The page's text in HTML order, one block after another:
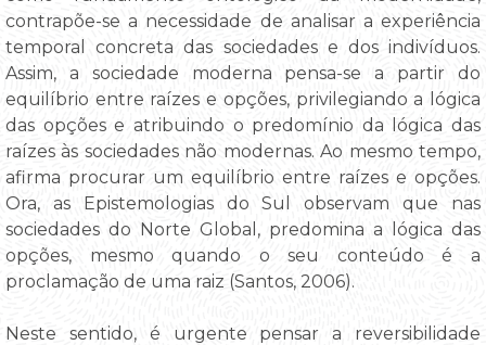
contrapõe-se a necessidade de analisar a experiência
temporal concreta das sociedades e dos indivíduos.
Assim, a sociedade moderna pensa-se a partir do
equilíbrio entre raízes e opções, privilegiando a lógica
das opções e atribuindo o predomínio da lógica das
raízes às sociedades não modernas. Ao mesmo tempo,
afirma procurar um equilíbrio entre raízes e opções.
Ora, as Epistemologias do Sul observam que nas
sociedades do Norte Global, predomina a lógica das
opções, mesmo quando o seu conteúdo é a
proclamação de uma raiz (Santos, 2006).
Neste sentido, é urgente pensar a reversibilidade